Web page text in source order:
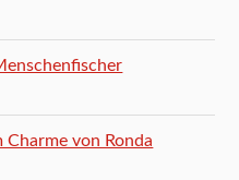
Charme von Ronda